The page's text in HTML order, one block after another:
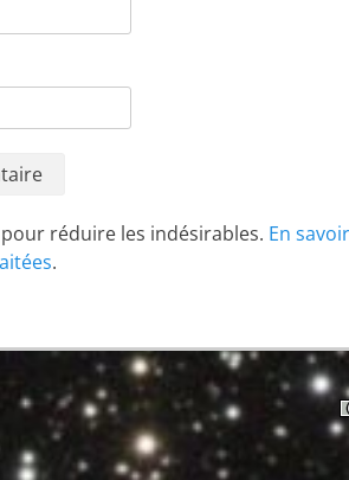
réduire les indésirables. En
.